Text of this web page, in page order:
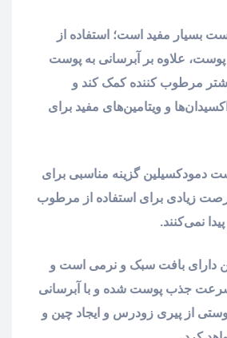
بسیار مفید است؛ استفاده از
علاوه بر آبرسانی به پوست
مرطوب کننده کمک کند و
و ویتامین‌های مفید برای
دمودکسیلین گزینه مناسبی برای
زیادی برای استفاده از مرطوب
نمی‌کنند.
دارای بافت سبک و نرمی است و
سرعت جذب پوست شده و با آبرسانی
از پیری زودرس و ایجاد چین و